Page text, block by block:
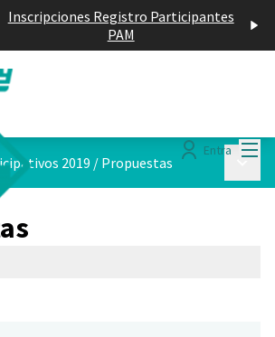
Inscripciones Registro Participantes
PAM
Entra
2019 / Propuestas